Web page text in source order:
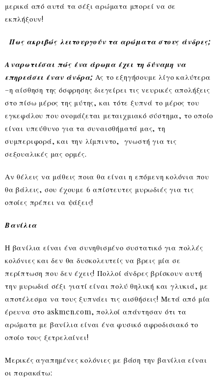
μερικά από αυτά τα σέξι αρώματα μπορεί να σε
εκπλήξουν!
Πως ακριβώς λειτουργούν τα αρώματα στους άνδρες;
Αναρωτιέσαι πώς ένα άρωμα έχει τη δύναμη να
επηρεάσει έναν άνδρα; Ας το εξηγήσουμε λίγο καλύτερα
–η αίσθηση της όσφρησης διεγείρει τις νευρικές απολήξεις
στο πίσω μέρος της μύτης, και τότε ξυπνά το μέρος του
εγκεφάλου που ονομάζεται μεταιχμιακό σύστημα, το οποίο
είναι υπεύθυνο για τα συναισθήματά μας, τη
συμπεριφορά, και την λίμπιντο, γνωστή για τις
σεξουαλικές μας ορμές.
Αν θέλεις να μάθεις ποια θα είναι η επόμενη κολόνια που
θα βάλεις, σου έχουμε 6 απίστευτες μυρωδιές για τις
οποίες πρέπει να ψάξεις!
Βανίλια
Η βανίλια είναι ένα συνηθισμένο συστατικό για πολλές
κολόνιες και δεν θα δυσκολευτείς να βρεις μία σε
περίπτωση που δεν έχεις! Πολλοί άνδρες βρίσκουν αυτή
την μυρωδιά σέξι γιατί είναι πολύ θηλυκή και γλυκιά, με
αποτέλεσμα να τους ξυπνάει τις αισθήσεις! Μετά από μία
έρευνα στο askmen.com, πολλοί απάντησαν ότι τα
αρώματα με βανίλια είναι ένα φυσικό αφροδισιακό το
οποίο τους ξετρελαίνει!
Μερικές αγαπημένες κολόνιες με βάση την βανίλια είναι
οι παρακάτω: